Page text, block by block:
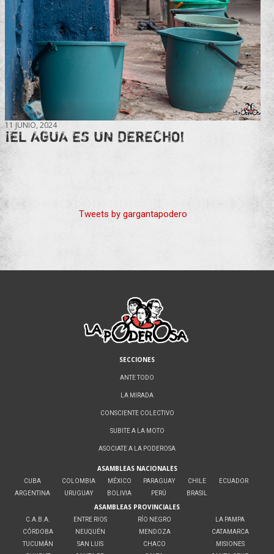
11 JUNIO, 2024
¡EL AGUA ES UN DERECHO!
Tweets by gargantapodero
SECCIONES
ANTE TODO
LA MIRADA
CONSCIENTE COLECTIVO
SUBITE A LA MOTO
ASOCIATE A LA PODEROSA
ASAMBLEAS NACIONALES
CUBA
ARGENTINA
COLOMBIA
URUGUAY
MÉXICO
BOLIVIA
PARAGUAY
PERÚ
CHILE
BRASIL
ECUADOR
ASAMBLEAS PROVINCIALES
C.A.B.A.
CÓRDOBA
TUCUMÁN
ENTRE RIOS
NEUQUÉN
SAN LUIS
RÍO NEGRO
MENDOZA
CHACO
LA PAMPA
CATAMARCA
MISIONES